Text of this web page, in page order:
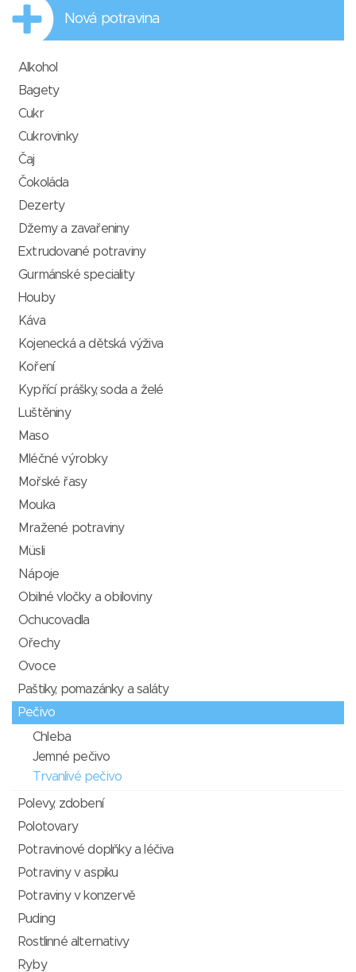
Nová potravina
Alkohol
Bagety
Cukr
Cukrovinky
Čaj
Čokoláda
Dezerty
Džemy a zavařeniny
Extrudované potraviny
Gurmánské speciality
Houby
Káva
Kojenecká a dětská výživa
Koření
Kypřící prášky, soda a želé
Luštěniny
Maso
Mléčné výrobky
Mořské řasy
Mouka
Mražené potraviny
Müsli
Nápoje
Obilné vločky a obiloviny
Ochucovadla
Ořechy
Ovoce
Paštiky, pomazánky a saláty
Pečivo
Chleba
Jemné pečivo
Trvanlivé pečivo
Polevy, zdobení
Polotovary
Potravinové doplňky a léčiva
Potraviny v aspiku
Potraviny v konzervě
Puding
Rostlinné alternativy
Ryby